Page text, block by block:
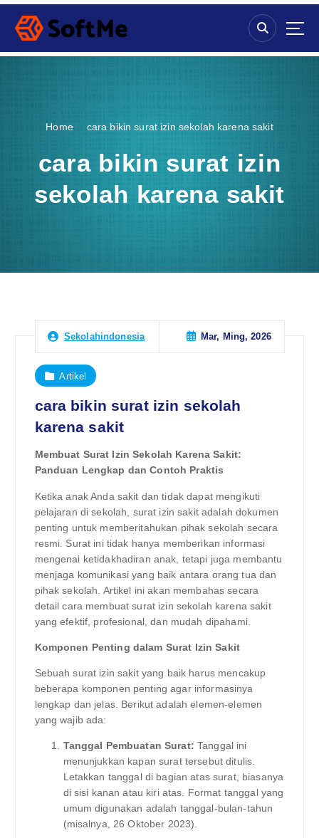
S
p
Home cara bikin surat izin sekolah karena sakit
cara bikin surat izin
sekolah karena sakit
Sekolahindonesia Mar, Ming, 2026
Artikel
cara bikin surat izin sekolah
karena sakit
Membuat Surat Izin Sekolah Karena Sakit:
Panduan Lengkap dan Contoh Praktis
Ketika anak Anda sakit dan tidak dapat mengikuti
pelajaran di sekolah, surat izin sakit adalah dokumen
penting untuk memberitahukan pihak sekolah secara
resmi. Surat ini tidak hanya memberikan informasi
mengenai ketidakhadiran anak, tetapi juga membantu
menjaga komunikasi yang baik antara orang tua dan
pihak sekolah. Artikel ini akan membahas secara
detail cara membuat surat izin sekolah karena sakit
yang efektif, profesional, dan mudah dipahami.
Komponen Penting dalam Surat Izin Sakit
Sebuah surat izin sakit yang baik harus mencakup
beberapa komponen penting agar informasinya
lengkap dan jelas. Berikut adalah elemen-elemen
yang wajib ada:
Tanggal Pembuatan Surat: Tanggal ini
menunjukkan kapan surat tersebut ditulis.
Letakkan tanggal di bagian atas surat, biasanya
di sisi kanan atau kiri atas. Format tanggal yang
umum digunakan adalah tanggal-bulan-tahun
(misalnya, 26 Oktober 2023).